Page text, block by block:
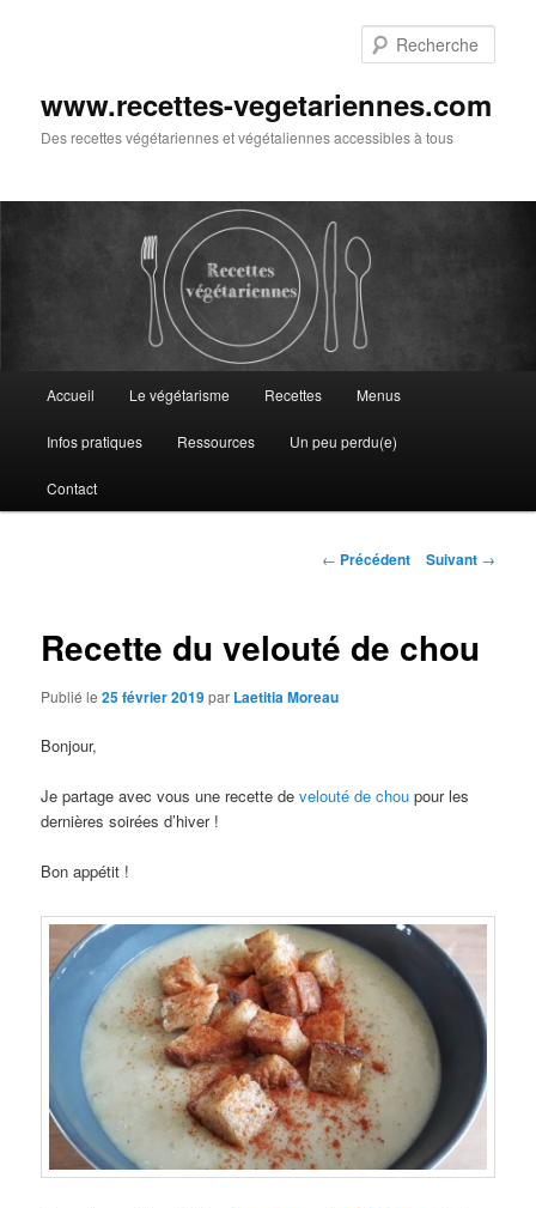
www.recettes-vegetariennes.com
Des recettes végétariennes et végétaliennes accessibles à tous
Accueil Le végétarisme Recettes Menus
Infos pratiques Ressources Un peu perdu(e)
Contact
Navigation
← Précédent Suivant →
Recette du velouté de chou
Publié le25 février 2019par Laetitia Moreau
Bonjour,
Je partage avec vous une recette develouté de chou pour les
dernières soirées d’hiver !
Bon appétit !